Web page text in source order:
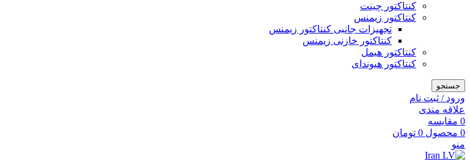
کنتاکتور چینت
کنتاکتور زیمنس
تجهیزات جانبی کنتاکتور زیمنس
کنتاکتور خازنی زیمنس
کنتاکتور هیمل
کنتاکتور هیوندای
جستجو
ورود / ثبت نام
علاقه مندی
0 مقایسه
0 محصول 0 تومان
منو